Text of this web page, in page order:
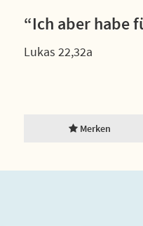
“Ich aber habe
Lukas 22,32a
Merken